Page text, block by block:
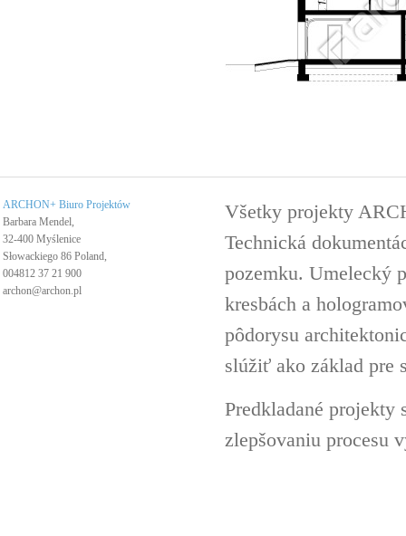
ARCHON+ Biuro Projektów
Barbara Mendel,
32-400 Myślenice
Słowackiego 86 Poland,
004812 37 21 900
archon@archon.pl
Všetky projekty
Technická
pozemku. Umelecký
kresbách a
pôdorysu
slúžiť ako základ pre
Predkladané
zlepšovaniu procesu